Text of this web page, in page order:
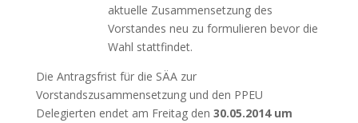
aktuelle Zusammensetzung des
Vorstandes neu zu formulieren bevor die
Wahl stattfindet.
Die Antragsfrist für die SÄA zur
Vorstandszusammensetzung und den PPEU
Delegierten endet am Freitag den 30.05.2014 um